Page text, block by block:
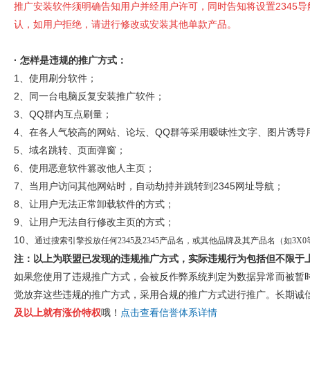
推广安装软件须明确告知用户并经用户许可，同时告知将设置2345
认，如用户拒绝，请进行修改或安装其他单款产品。
· 怎样是违规的推广方式：
1、使用刷分软件；
2、同一台电脑反复安装推广软件；
3、QQ群内互点刷量；
4、在各人气较高的网站、论坛、QQ群等采用暧昧性文字、图片诱导
5、域名跳转、页面弹窗；
6、使用恶意软件篡改他人主页；
7、当用户访问其他网站时，自动劫持并跳转到2345网址导航；
8、让用户无法正常卸载软件的方式；
9、让用户无法自行修改主页的方式；
10、 通过搜索引擎投放任何2345及2345产品名，或其他品牌及其产品名（如
注：以上为联盟已发现的违规推广方式，实际违规行为包括但不限于
如果您使用了违规推广方式，会被反作弊系统判定为数据异常而被暂
觉放弃这些违规的推广方式，采用合规的推广方式进行推广。长期诚
及以上就有涨价特权哦！ 点击查看信誉体系详情